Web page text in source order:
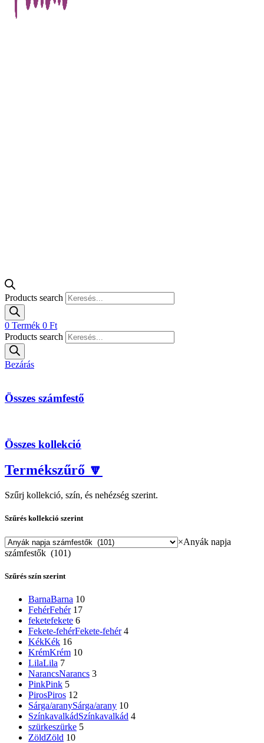
Products search
0 Termék 0 Ft
Products search
Bezárás
Összes számfestő
Összes kollekció
Termékszűrő 🔽
Szűrj kollekció, szín, és nehézség szerint.
Szűrés kollekció szerint
×Anyák napja
számfestők (101)
Szűrés szín szerint
BarnaBarna 10
FehérFehér 17
feketefekete 6
Fekete-fehérFekete-fehér 4
KékKék 16
KrémKrém 10
LilaLila 7
NarancsNarancs 3
PinkPink 5
PirosPiros 12
Sárga/aranySárga/arany 10
SzínkavalkádSzínkavalkád 4
szürkeszürke 5
ZöldZöld 10